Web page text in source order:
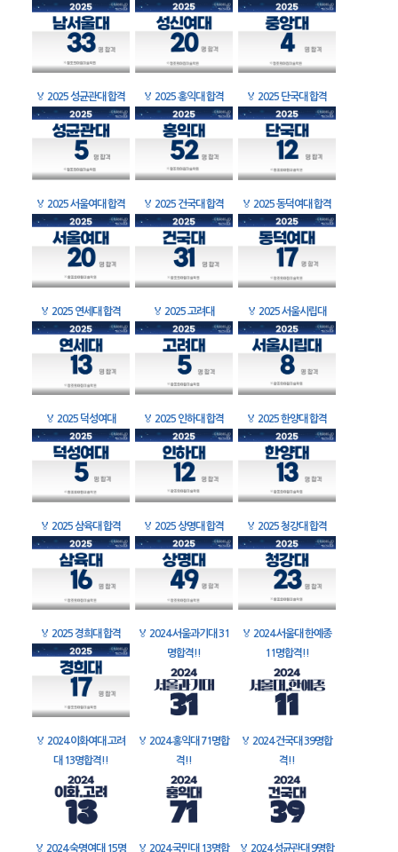
🏅 2025 성균관대 합격 🏅 2025 홍익대 합격 🏅 2025 단국대 합격
🏅 2025 서울여대 합격 🏅 2025 건국대 합격 🏅 2025 동덕여대 합격
🏅 2025 연세대 합격 🏅 2025 고려대 🏅 2025 서울시립대
🏅 2025 덕성여대 🏅 2025 인하대 합격 🏅 2025 한양대 합격
🏅 2025 삼육대 합격 🏅 2025 상명대 합격 🏅 2025 청강대 합격
🏅 2025 경희대 합격 🏅 2024 서울과기대 31
명합격!!
🏅 2024 서울대 한예종
11명합격!!
🏅 2024 이화여대 고려
대 13명합격!!
🏅 2024 홍익대 71명합
격!!
🏅 2024 건국대 39명합
격!!
🏅 2024 숙명여대 15명
🏅 2024 국민대 13명합
🏅 2024 성균관대 9명합